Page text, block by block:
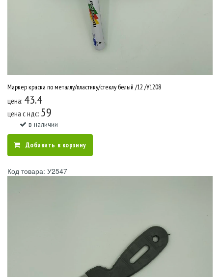
Маркер краска по металлу/пластику/стеклу белый /12 /У1208
цена: 43.4
цена c ндс: 59
в наличии
Добавить в корзину
Код товара: У2547